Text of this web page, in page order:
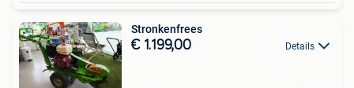
Stronkenfrees
€ 1.199,00 Details